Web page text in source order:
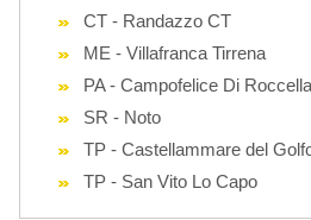
CT - Randazzo CT
ME - Villafranca Tirrena
PA - Campofelice Di Roccella
SR - Noto
TP - Castellammare del
TP - San Vito Lo Capo